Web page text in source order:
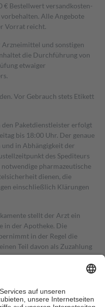
€ Bestell­wert versand­kosten­
Alle Angebote
Vorrat reicht.
Arzneimittel und sonstigen
die Durchführung von
etwaiger
Vor Gebrauch stets Etikett
den Paketdienstleister erfolgt
bis 18:00 Uhr. Der genaue
in Abhängigkeit der
des Spediteurs
pharmazeutische
dienen, die
einschließlich Klärungen
stellt der Arzt ein
in der Apotheke. Die
in der Regel die
Teil davon als Zuzahlung
in Höhe von zehn
nie mehr als die tatsächlichen